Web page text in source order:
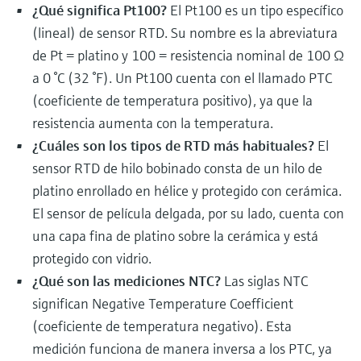
¿Qué significa Pt100? El Pt100 es un tipo específico
(lineal) de sensor RTD. Su nombre es la abreviatura
de Pt = platino y 100 = resistencia nominal de 100 Ω
a 0 °C (32 °F). Un Pt100 cuenta con el llamado PTC
(coeficiente de temperatura positivo), ya que la
resistencia aumenta con la temperatura.
¿Cuáles son los tipos de RTD más habituales? El
sensor RTD de hilo bobinado consta de un hilo de
platino enrollado en hélice y protegido con cerámica.
El sensor de película delgada, por su lado, cuenta con
una capa fina de platino sobre la cerámica y está
protegido con vidrio.
¿Qué son las mediciones NTC? Las siglas NTC
significan Negative Temperature Coefficient
(coeficiente de temperatura negativo). Esta
medición funciona de manera inversa a los PTC, ya